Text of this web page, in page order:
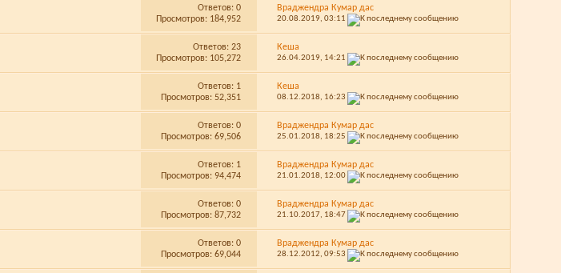
Ответов:0
Просмотров: 184,952
Враджендра Кумар дас
20.08.2019, 03:11
Ответов:23
Просмотров: 105,272
Кеша
26.04.2019, 14:21
Ответов: 1
Просмотров: 52,351
Кеша
08.12.2018, 16:23
Ответов:0
Просмотров: 69,506
Враджендра Кумар дас
25.01.2018, 18:25
Ответов: 1
Просмотров: 94,474
Враджендра Кумар дас
21.01.2018, 12:00
Ответов:0
Просмотров: 87,732
Враджендра Кумар дас
21.10.2017, 18:47
Ответов:0
Просмотров: 69,044
Враджендра Кумар дас
28.12.2012, 09:53